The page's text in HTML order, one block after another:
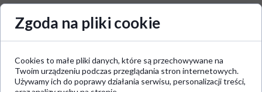
Bonus
Zauważ, że nawet jeśli nie jesteś singlem, a
może po prostu szuka aktywności to jest to
sposób na quality time z nią inny niż kolejna
kolacja, gdzie kończycie, siedząc w telefonach
Zgoda na pliki cookie
Cookies to małe pliki danych, które są przechowywane na
Twoim urządzeniu podczas przeglądania stron internetowych.
Używamy ich do poprawy działania serwisu, personalizacji treści,